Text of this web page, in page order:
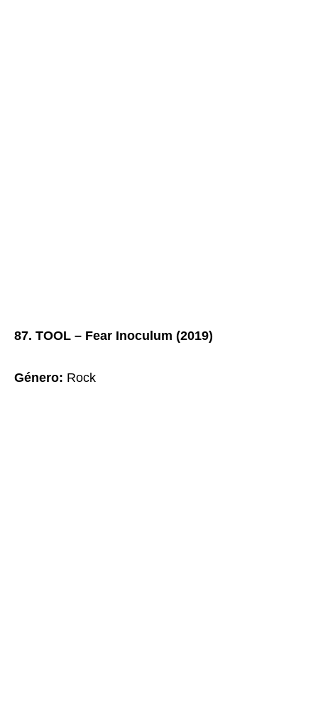
87. TOOL – Fear Inoculum (2019)
Género: Rock